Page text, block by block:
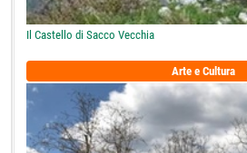
Il Castello di Sacco Vecchia
Arte e Cultura